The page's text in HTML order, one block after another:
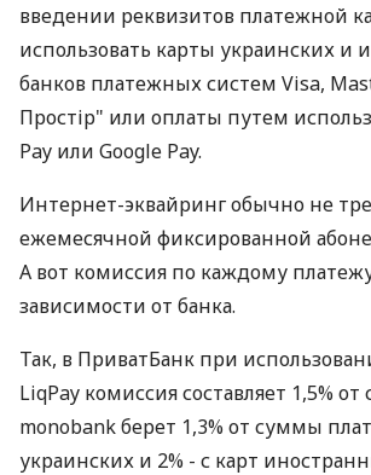
введении реквизитов платежной
использовать карты украинских и
банков платежных систем Visa,
Простір" или оплаты путем
Pay или Google Pay.
Интернет-эквайринг обычно не
ежемесячной фиксированной
А вот комиссия по каждому
зависимости от банка.
Так, в ПриватБанк при
LiqPay комиссия составляет 1,5%
monobank берет 1,3% от суммы
украинских и 2% - с карт